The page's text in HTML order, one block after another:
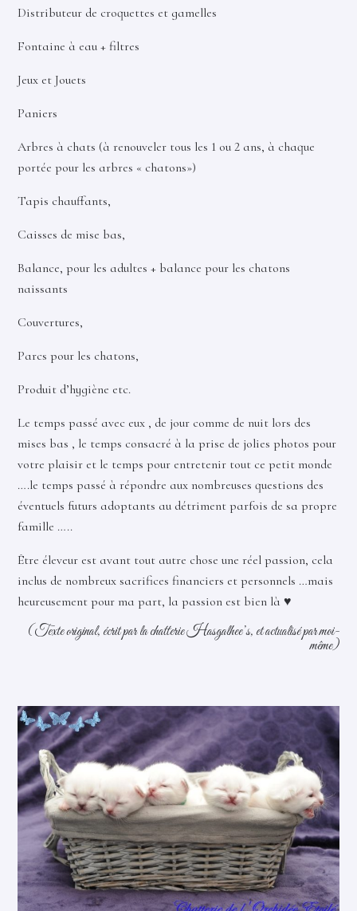
Distributeur de croquettes et gamelles
Fontaine à eau + filtres
Jeux et Jouets
Paniers
Arbres à chats (à renouveler tous les 1 ou 2 ans, à chaque
portée pour les arbres « chatons»)
Tapis chauffants,
Caisses de mise bas,
Balance, pour les adultes + balance pour les chatons
naissants
Couvertures,
Parcs pour les chatons,
Produit d’hygiène etc.
Le temps passé avec eux , de jour comme de nuit lors des
mises bas , le temps consacré à la prise de jolies photos pour
votre plaisir et le temps pour entretenir tout ce petit monde
….le temps passé à répondre aux nombreuses questions des
éventuels futurs adoptants au détriment parfois de sa propre
famille …..
Être éleveur est avant tout autre chose une réel passion, cela
inclus de nombreux sacrifices financiers et personnels …mais
heureusement pour ma part, la passion est bien là ♥
(Texte original, écrit par la chatterie Hasgalhee’s, et actualisé par moi-
même)